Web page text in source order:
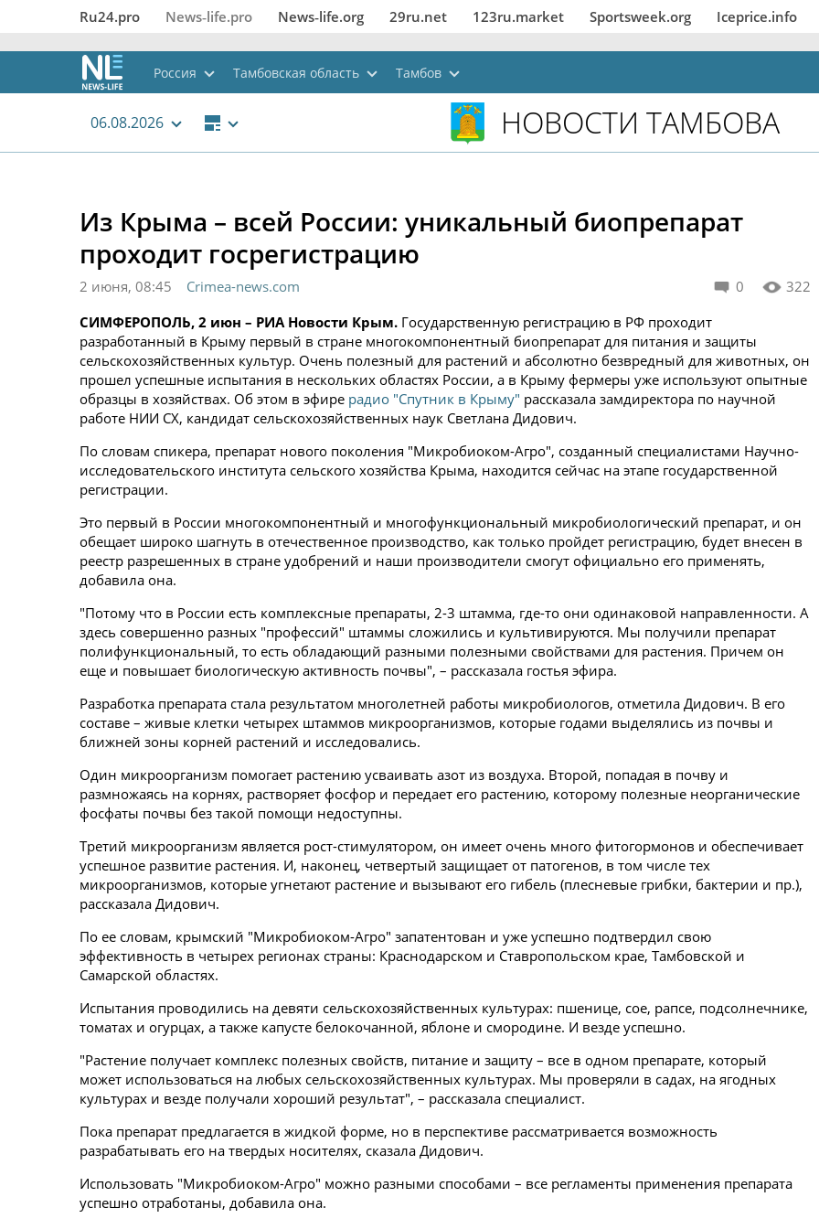
Ru24.pro News‑life.pro News‑life.org 29ru.net 123ru.market Sportsweek.org Iceprice.info
Россия Тамбовская область Тамбов
06.08.2026 НОВОСТИ ТАМБОВА
Из Крыма – всей России: уникальный биопрепарат
проходит госрегистрацию
0 322
2 июня, 08:45
Crimea-news.com
СИМФЕРОПОЛЬ, 2 июн – РИА Новости Крым. Государственную регистрацию в РФ проходит
разработанный в Крыму первый в стране многокомпонентный биопрепарат для питания и защиты
сельскохозяйственных культур. Очень полезный для растений и абсолютно безвредный для животных, он
прошел успешные испытания в нескольких областях России, а в Крыму фермеры уже используют опытные
образцы в хозяйствах. Об этом в эфире радио "Спутник в Крыму" рассказала замдиректора по научной
работе НИИ СХ, кандидат сельскохозяйственных наук Светлана Дидович.
По словам спикера, препарат нового поколения "Микробиоком-Агро", созданный специалистами Научно-
исследовательского института сельского хозяйства Крыма, находится сейчас на этапе государственной
регистрации.
Это первый в России многокомпонентный и многофункциональный микробиологический препарат, и он
обещает широко шагнуть в отечественное производство, как только пройдет регистрацию, будет внесен в
реестр разрешенных в стране удобрений и наши производители смогут официально его применять,
добавила она.
"Потому что в России есть комплексные препараты, 2-3 штамма, где-то они одинаковой направленности. А
здесь совершенно разных "профессий" штаммы сложились и культивируются. Мы получили препарат
полифункциональный, то есть обладающий разными полезными свойствами для растения. Причем он
еще и повышает биологическую активность почвы", – рассказала гостья эфира.
Разработка препарата стала результатом многолетней работы микробиологов, отметила Дидович. В его
составе – живые клетки четырех штаммов микроорганизмов, которые годами выделялись из почвы и
ближней зоны корней растений и исследовались.
Один микроорганизм помогает растению усваивать азот из воздуха. Второй, попадая в почву и
размножаясь на корнях, растворяет фосфор и передает его растению, которому полезные неорганические
фосфаты почвы без такой помощи недоступны.
Третий микроорганизм является рост-стимулятором, он имеет очень много фитогормонов и обеспечивает
успешное развитие растения. И, наконец, четвертый защищает от патогенов, в том числе тех
микроорганизмов, которые угнетают растение и вызывают его гибель (плесневые грибки, бактерии и пр.),
рассказала Дидович.
По ее словам, крымский "Микробиоком-Агро" запатентован и уже успешно подтвердил свою
эффективность в четырех регионах страны: Краснодарском и Ставропольском крае, Тамбовской и
Самарской областях.
Испытания проводились на девяти сельскохозяйственных культурах: пшенице, сое, рапсе, подсолнечнике,
томатах и огурцах, а также капусте белокочанной, яблоне и смородине. И везде успешно.
"Растение получает комплекс полезных свойств, питание и защиту – все в одном препарате, который
может использоваться на любых сельскохозяйственных культурах. Мы проверяли в садах, на ягодных
культурах и везде получали хороший результат", – рассказала специалист.
Пока препарат предлагается в жидкой форме, но в перспективе рассматривается возможность
разрабатывать его на твердых носителях, сказала Дидович.
Использовать "Микробиоком-Агро" можно разными способами – все регламенты применения препарата
успешно отработаны, добавила она.